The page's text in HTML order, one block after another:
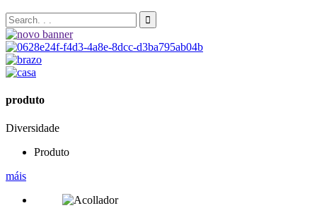
produto
Diversidade
Produto
máis